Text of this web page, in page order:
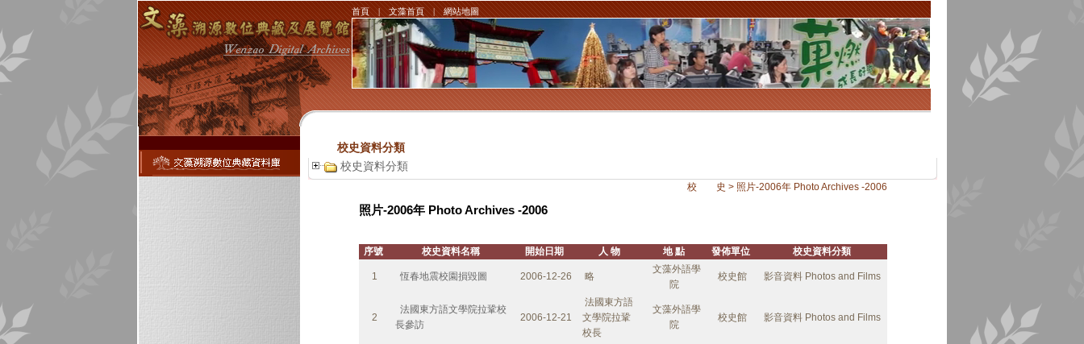
首頁|文藻首頁|網站地圖
校史資料分類
校史資料分類
校 史 > 照片-2006年 Photo Archives -2006
照片-2006年 Photo Archives -2006
序號 校史資料名稱 開始日期 人 物 地 點 發佈單位 校史資料分類
1 恆春地震校園損毀圖 2006-12-26 略
文藻外語學
院
校史館 影音資料 Photos and Films
2
法國東方語文學院拉鞏校
長參訪
2006-12-21
法國東方語
文學院拉鞏
校長
文藻外語學
院
校史館 影音資料 Photos and Films